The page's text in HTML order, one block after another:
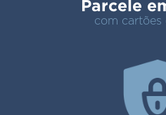
Parcele
com cartões